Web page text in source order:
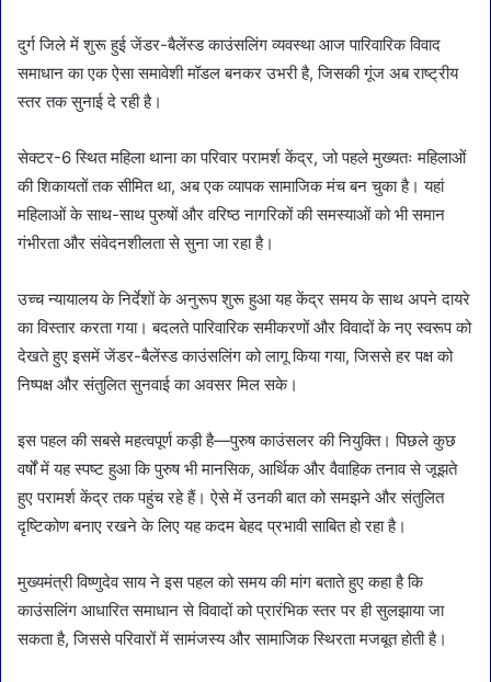
दुर्ग जिले में शुरू हुई जेंडर-बैलेंस्ड काउंसलिंग व्यवस्था आज पारिवारिक विवाद
समाधान का एक ऐसा समावेशी मॉडल बनकर उभरी है, जिसकी गूंज अब राष्ट्रीय
स्तर तक सुनाई दे रही है।
सेक्टर-6 स्थित महिला थाना का परिवार परामर्श केंद्र, जो पहले मुख्यतः महिलाओं
की शिकायतों तक सीमित था, अब एक व्यापक सामाजिक मंच बन चुका है। यहां
महिलाओं के साथ-साथ पुरुषों और वरिष्ठ नागरिकों की समस्याओं को भी समान
गंभीरता और संवेदनशीलता से सुना जा रहा है।
उच्च न्यायालय के निर्देशों के अनुरूप शुरू हुआ यह केंद्र समय के साथ अपने दायरे
का विस्तार करता गया। बदलते पारिवारिक समीकरणों और विवादों के नए स्वरूप को
देखते हुए इसमें जेंडर-बैलेंस्ड काउंसलिंग को लागू किया गया, जिससे हर पक्ष को
निष्पक्ष और संतुलित सुनवाई का अवसर मिल सके।
इस पहल की सबसे महत्वपूर्ण कड़ी है—पुरुष काउंसलर की नियुक्ति। पिछले कुछ
वर्षों में यह स्पष्ट हुआ कि पुरुष भी मानसिक, आर्थिक और वैवाहिक तनाव से जूझते
हुए परामर्श केंद्र तक पहुंच रहे हैं। ऐसे में उनकी बात को समझने और संतुलित
दृष्टिकोण बनाए रखने के लिए यह कदम बेहद प्रभावी साबित हो रहा है।
मुख्यमंत्री विष्णुदेव साय ने इस पहल को समय की मांग बताते हुए कहा है कि
काउंसलिंग आधारित समाधान से विवादों को प्रारंभिक स्तर पर ही सुलझाया जा
सकता है, जिससे परिवारों में सामंजस्य और सामाजिक स्थिरता मजबूत होती है।